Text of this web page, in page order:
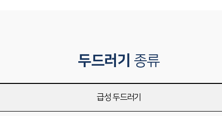
두드러기 종류
급성 두드러기